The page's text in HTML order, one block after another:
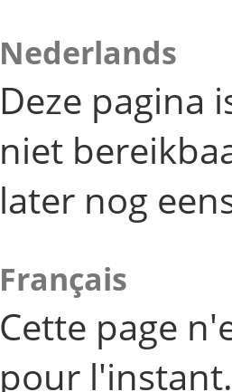
Nederlands
Deze pagina
niet
later nog
Français
Cette page
pour